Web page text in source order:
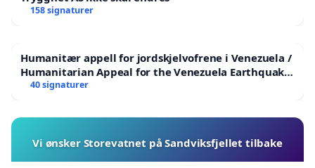
158 signaturer
Humanitær appell for jordskjelvofrene i Venezuela /
Humanitarian Appeal for the Venezuela Earthquake
Victims
40 signaturer
Vi ønsker Storevatnet på Sandviksfjellet tilbake